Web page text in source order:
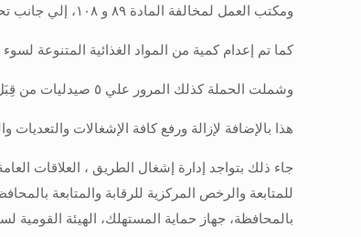
ومكتب العمل لمخالفة المادة ٨٩ و ١٠٨، إلي جانب تحرير (١١) إنذار لكلا من؛ الهيئة القومية لسلامة الغذاء ومكتب العمل والصرف الصحي
كما تم إعدام كمية من المواد الغذائية المتنوعة
وشملت الحملة كذلك المرور علي ٥ صيدليات من قِبَل التفتيش الصيدلي، وتبين عدم وجود مخالفات
هذا بالإضافة لإزالة ورفع كافة الإشغالات والتعديات
جاء ذلك بتواجد إدارة إشغال الطريق ، العلاقات
للمتابعة والرخص المركزية للرقابة والمتابعة
بالمحافظة، جهاز حماية المستهلك، الهيئة القومية